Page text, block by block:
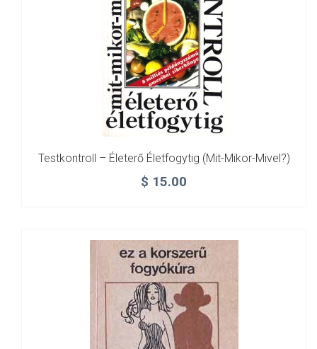
Testkontroll – Életerő Életfogytig (mit-Mikor-Mivel?)
$ 15.00